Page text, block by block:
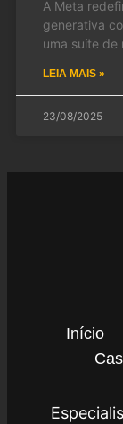
A Meta
generativa
uma suíte de
LEIA MAIS »
23/08/2025
Início